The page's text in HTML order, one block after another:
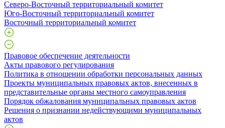
Северо-Восточный территориальный комитет
Юго-Восточный территориальный комитет
Восточный территориальный комитет
Правовое обеспечение деятельности
Акты правового регулирования
Политика в отношении обработки персональных данных
Проекты муниципальных правовых актов, внесенных в
представительные органы местного самоуправления
Порядок обжалования муниципальных правовых актов
Решения о признании недействующими муниципальных
актов